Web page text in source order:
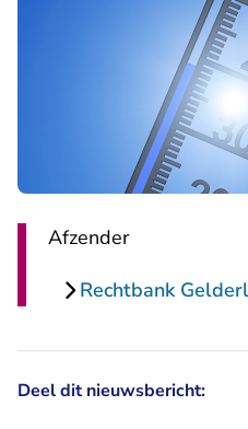
Afzender
Rechtbank
Deel dit nieuwsbericht: